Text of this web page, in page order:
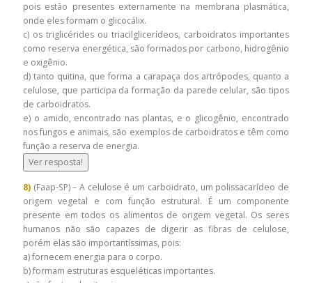
pois estão presentes externamente na membrana plasmática,
onde eles formam o glicocálix.
c) os triglicérides ou triacilglicerídeos, carboidratos importantes
como reserva energética, são formados por carbono, hidrogênio
e oxigênio.
d) tanto quitina, que forma a carapaça dos artrópodes, quanto a
celulose, que participa da formação da parede celular, são tipos
de carboidratos.
e) o amido, encontrado nas plantas, e o glicogênio, encontrado
nos fungos e animais, são exemplos de carboidratos e têm como
função a reserva de energia.
Ver resposta!
8) (Faap-SP) – A celulose é um carboidrato, um polissacarídeo de
origem vegetal e com função estrutural. É um componente
presente em todos os alimentos de origem vegetal. Os seres
humanos não são capazes de digerir as fibras de celulose,
porém elas são importantíssimas, pois:
a) fornecem energia para o corpo.
b) formam estruturas esqueléticas importantes.